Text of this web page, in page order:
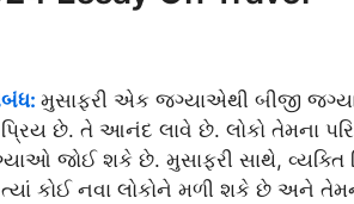
મુસાફરી એક જગ્યાએથી બીજી
છે. તે આનંદ લાવે છે. લોકો તેમના
જોઈ શકે છે. મુસાફરી સાથે, વ્યક્તિ
કોઈ નવા લોકોને મળી શકે છે અને